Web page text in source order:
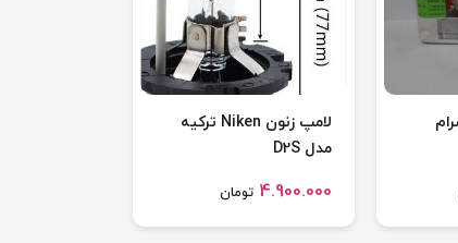
لامپ زنون Niken ترکیه
مدل D2S
تومان4.900.000